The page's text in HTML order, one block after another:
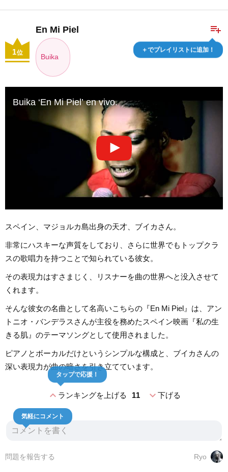
playlist_add
＋でプレイリストに追加！
En Mi Piel
Buika
1位
Buika ‘En Mi Piel’ en vivo.
スペイン、マジョルカ島出身の天才、ブイカさん。
非常にハスキーな声質をしており、さらに世界でもトップクラ
スの歌唱力を持つことで知られている彼女。
その表現力はすさまじく、リスナーを曲の世界へと没入させて
くれます。
そんな彼女の名曲として名高いこちらの『En Mi Piel』は、アン
トニオ・バンデラスさんが主役を務めたスペイン映画『私の生
きる肌』のテーマソングとして使用されました。
ピアノとボーカルだけというシンプルな構成と、ブイカさんの
深い表現力が曲の暗さを引き立てています。
expand_lessランキングを上げる 11
タップで応援！
expand_more下げる
気軽にコメント
Ryo
問題を報告する